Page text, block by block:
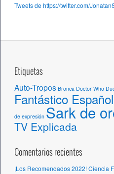
iTweets de https://twitter.com/
Etiquetas
Auto-Tropos Bronca Doctor Who
Fantástico Español
de expresión Sark de
TV Explicada
Comentarios recientes
¡Los Recomendados 2022! Ciencia